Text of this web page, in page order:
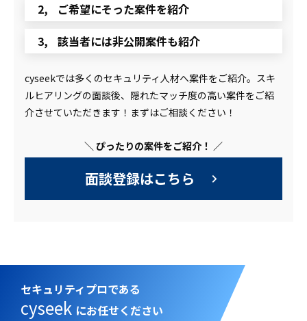
ご希望にそった案件を紹介
該当者には非公開案件も紹介
cyseekでは多くのセキュリティ人材へ案件をご紹介。スキ
ルヒアリングの面談後、隠れたマッチ度の高い案件をご紹
介させていただきます！まずはご相談ください！
＼ ぴったりの案件をご紹介！ ／
面談登録はこちら
セキュリティプロである
cyseek にお任せください